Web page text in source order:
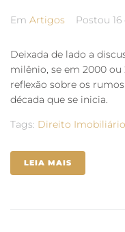
Em Artigos Postou
Deixada de lado a
milênio, se em 2000
reflexão sobre os
década que se inicia.
Tags: Direito Imobiliário
LEIA MAIS